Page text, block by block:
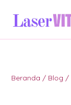
Beranda / Blog /